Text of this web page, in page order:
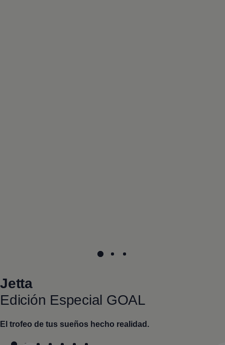
Jetta
Edición Especial GOAL
El trofeo de tus sueños hecho realidad.